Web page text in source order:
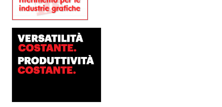
Platinum Technologies
presenta SIGNATURE
Flatbed
approfondita delle reali
esigenze produttive del
mercato, Platinum
Technologies, centro
europeo di ricerca e...